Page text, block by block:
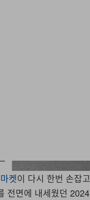
켓이 다시 한번 손잡
전면에 내세웠던 2024